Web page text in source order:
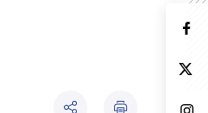
Imprimer